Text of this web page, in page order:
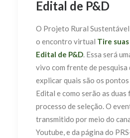
Edital de P&D
O Projeto Rural
o encontro virtual Tire
Edital de P&D. Essa será
vivo com frente de
explicar quais são os
Edital e como serão as duas
processo de seleção. O
transmitido por meio do
Youtube, e da página do